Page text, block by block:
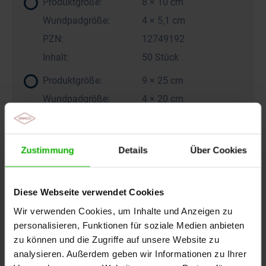
Zustimmung Details Über Cookies
Diese Webseite verwendet Cookies
Wir verwenden Cookies, um Inhalte und Anzeigen zu
personalisieren, Funktionen für soziale Medien anbieten
zu können und die Zugriffe auf unsere Website zu
analysieren. Außerdem geben wir Informationen zu Ihrer
Wundpadgröße:
4 × 5,1 cm
PZN:
12749192
Inhalt:
50 Stück
Produktgröße:
9 × 25 cm
Wundpadgröße:
4 × 20 cm
Inhalt:
3 Stück
Produktgröße:
PZN:
19351274
Inhalt:
20 Stück
Produktgröße:
10 × 20 cm
Wundpadgröße:
5 × 15 cm